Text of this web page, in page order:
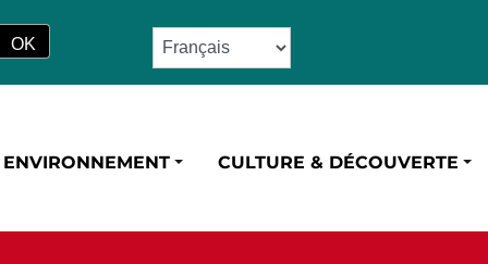
ENVIRONNEMENT CULTURE & DÉCOUVERTE